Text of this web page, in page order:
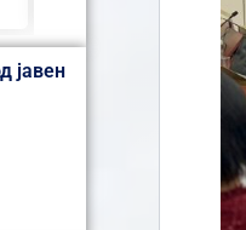
јавен